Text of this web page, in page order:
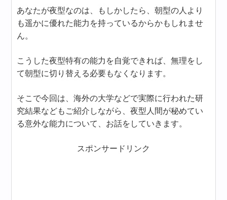
あなたが夜型なのは、もしかしたら、朝型の人より
も遥かに優れた能力を持っているからかもしれませ
ん。
こうした夜型特有の能力を自覚できれば、無理をし
て朝型に切り替える必要もなくなります。
そこで今回は、海外の大学などで実際に行われた研
究結果などもご紹介しながら、夜型人間が秘めてい
る意外な能力について、お話をしていきます。
スポンサードリンク